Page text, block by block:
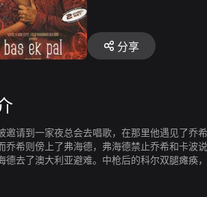
分享
邀请到一家夜总会去唱歌，在那里他遇见了乔
乔希则傍上了弗海德，弗海德禁止乔希和卡波
德去了澳大利亚避难。中枪后的科尔双腿瘫痪